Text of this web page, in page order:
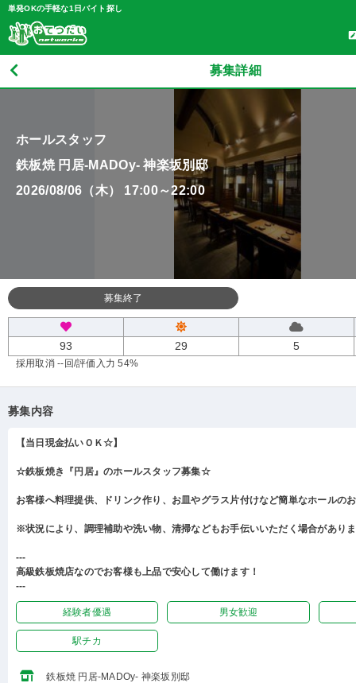
単発OKの手軽な1日バイト探し
募集詳細
ホールスタッフ
鉄板焼 円居-MADOy- 神楽坂別邸
2026/08/06（木） 17:00～22:00
募集終了
93 29 5
採用取消 --回/評価入力 54%
募集内容
【当日現金払いＯＫ☆】
☆鉄板焼き『円居』のホールスタッフ募集☆
お客様へ料理提供、ドリンク作り、お皿やグラス片付けなど簡単なホールの
※状況により、調理補助や洗い物、清掃などもお手伝いいただく場合があり
---
高級鉄板焼店なのでお客様も上品で安心して働けます！
---
経験者優遇 男女歓迎
駅チカ
鉄板焼 円居-MADOy- 神楽坂別邸